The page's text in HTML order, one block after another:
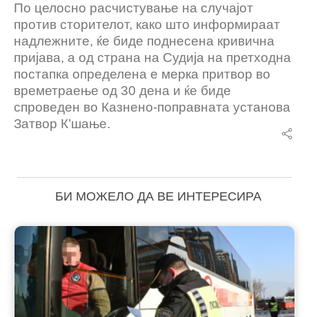
По целосно расчистување на случајот
против сторителот, како што информираат
надлежните, ќе биде поднесена кривична
пријава, а од страна на Судија на претходна
постапка определена е мерка притвор во
времетраење од 30 дена и ќе биде
спроведен во Казнено-поправната установа
Затвор К’шање.
БИ МОЖЕЛО ДА ВЕ ИНТЕРЕСИРА